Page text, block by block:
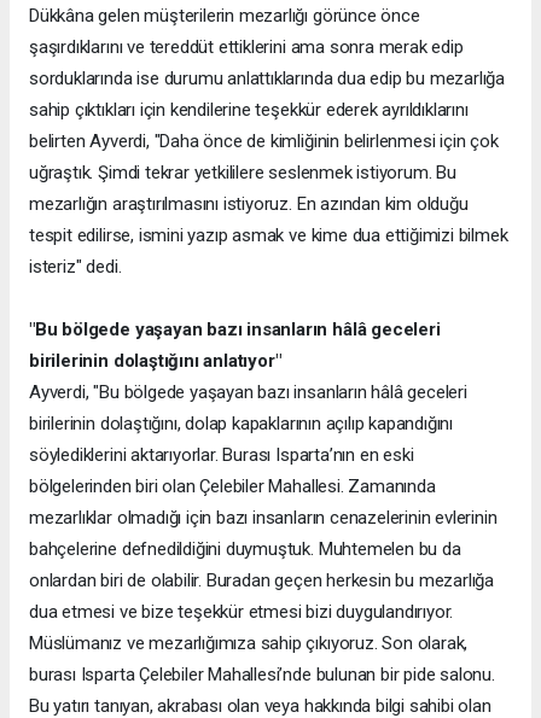
Dükkâna gelen müşterilerin mezarlığı görünce önce
şaşırdıklarını ve tereddüt ettiklerini ama sonra merak edip
sorduklarında ise durumu anlattıklarında dua edip bu mezarlığa
sahip çıktıkları için kendilerine teşekkür ederek ayrıldıklarını
belirten Ayverdi, "Daha önce de kimliğinin belirlenmesi için çok
uğraştık. Şimdi tekrar yetkililere seslenmek istiyorum. Bu
mezarlığın araştırılmasını istiyoruz. En azından kim olduğu
tespit edilirse, ismini yazıp asmak ve kime dua ettiğimizi bilmek
isteriz" dedi.
"Bu bölgede yaşayan bazı insanların hâlâ geceleri
birilerinin dolaştığını anlatıyor"
Ayverdi, "Bu bölgede yaşayan bazı insanların hâlâ geceleri
birilerinin dolaştığını, dolap kapaklarının açılıp kapandığını
söylediklerini aktarıyorlar. Burası Isparta’nın en eski
bölgelerinden biri olan Çelebiler Mahallesi. Zamanında
mezarlıklar olmadığı için bazı insanların cenazelerinin evlerinin
bahçelerine defnedildiğini duymuştuk. Muhtemelen bu da
onlardan biri de olabilir. Buradan geçen herkesin bu mezarlığa
dua etmesi ve bize teşekkür etmesi bizi duygulandırıyor.
Müslümanız ve mezarlığımıza sahip çıkıyoruz. Son olarak,
burası Isparta Çelebiler Mahallesi’nde bulunan bir pide salonu.
Bu yatırı tanıyan, akrabası olan veya hakkında bilgi sahibi olan